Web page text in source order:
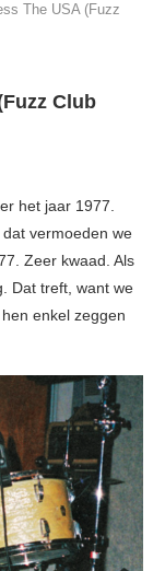
The USA (Fuzz
Club
het jaar 1977.
vermoeden we
Zeer kwaad. Als
Dat treft, want we
enkel zeggen